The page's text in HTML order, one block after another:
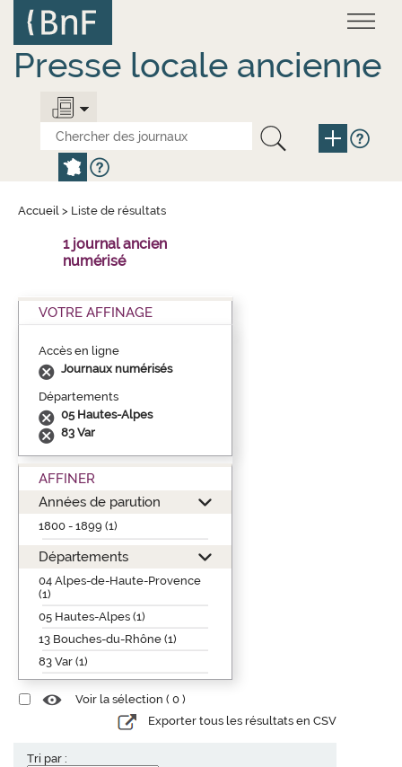
contenu
principal
Presse locale ancienne
Accueil > Liste de résultats
1 journal ancien
numérisé
VOTRE AFFINAGE
Accès en ligne
Journaux numérisés
Départements
05 Hautes-Alpes
83 Var
AFFINER
Années de parution
1800 - 1899 (1)
Départements
04 Alpes-de-Haute-Provence
(1)
05 Hautes-Alpes (1)
13 Bouches-du-Rhône (1)
83 Var (1)
Voir la sélection ( 0 )
Exporter tous les résultats en CSV
Tri par :
Panneau de gestion des cookies